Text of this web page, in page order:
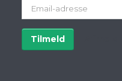
adresse
Tilmeld